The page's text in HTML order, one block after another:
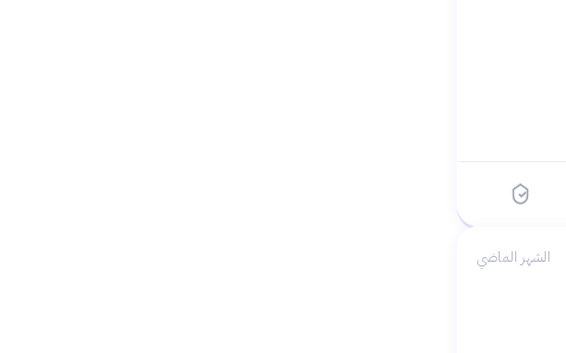
الشهر الماضي